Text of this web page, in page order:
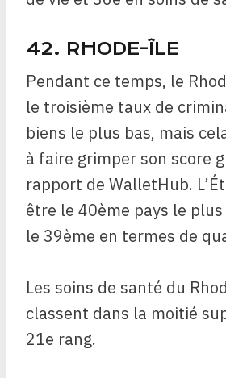
42. RHODE-ÎLE
Pendant ce temps, le
le troisième taux de
biens le plus bas, mais
à faire grimper son score
rapport de WalletHub.
être le 40ème pays le
le 39ème en termes de
Les soins de santé du
classent dans la moitié
21e rang.